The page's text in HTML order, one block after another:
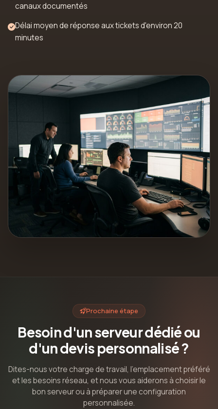
canaux documentés
Délai moyen de réponse aux tickets d'environ 20
minutes
Prochaine étape
Besoin d'un serveur dédié ou
d'un devis personnalisé ?
Dites-nous votre charge de travail, l'emplacement préféré
et les besoins réseau, et nous vous aiderons à choisir le
bon serveur ou à préparer une configuration
personnalisée.